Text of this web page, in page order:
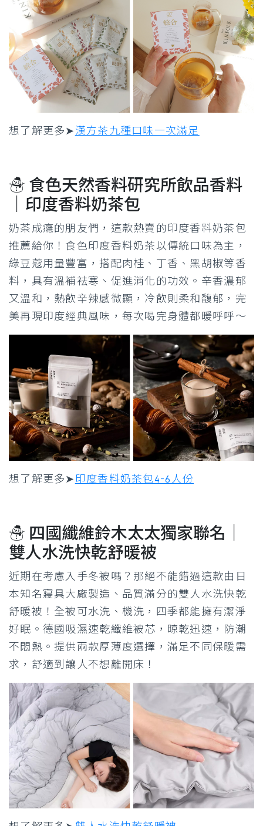
想了解更多➤ 漢方茶九種口味一次滿足
☃ 食色天然香料研究所飲品香料
｜印度香料奶茶包
奶茶成癮的朋友們，這款熱賣的印度香料奶茶包
推薦給你！食色印度香料奶茶以傳統口味為主，
綠豆蔻用量豐富，搭配肉桂、丁香、黑胡椒等香
料，具有溫補祛寒、促進消化的功效。辛香濃郁
又溫和，熱飲辛辣感微顯，冷飲則柔和馥郁，完
美再現印度經典風味，每次喝完身體都暖呼呼～
想了解更多➤ 印度香料奶茶包4-6人份
☃ 四國纖維鈴木太太獨家聯名｜
雙人水洗快乾舒暖被
近期在考慮入手冬被嗎？那絕不能錯過這款由日
本知名寢具大廠製造、品質滿分的雙人水洗快乾
舒暖被！全被可水洗、機洗，四季都能擁有潔淨
好眠。德國吸濕速乾纖維被芯，晾乾迅速，防潮
不悶熱。提供兩款厚薄度選擇，滿足不同保暖需
求，舒適到讓人不想離開床！